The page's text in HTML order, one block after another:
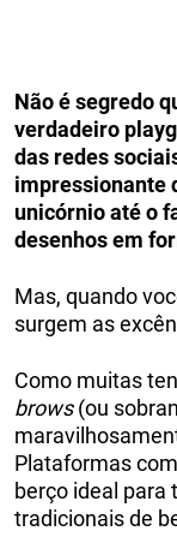
Não é segredo
verdadeiro
das redes
impressionante
unicórnio até o
desenhos em
Mas, quando
surgem as
Como muitas
brows(ou
Plataformas
berço ideal para
tradicionais de